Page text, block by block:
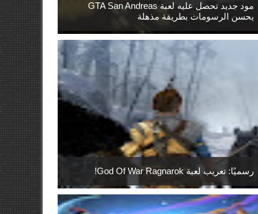
مود جديد تحصل عليه لعبة GTA San Andreas
يحسن الرسومات بطريقة مذهلة
رسميًا: تعريب لعبة God Of War Ragnarok!